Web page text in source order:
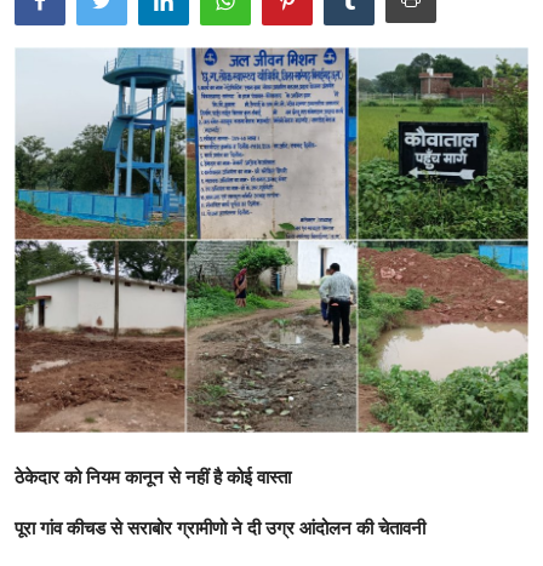
खेल
राजनीति
तकनीकि
Hindi
ठेकेदार को नियम कानून से नहीं है कोई वास्ता
पूरा गांव कीचड से सराबोर ‌ग्रामीणो ने दी उग्र आंदोलन की चेतावनी